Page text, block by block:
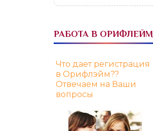
РАБОТА В ОРИФЛЕЙМ
Что дает регистрация
в Орифлэйм??
Отвечаем на Ваши
вопросы